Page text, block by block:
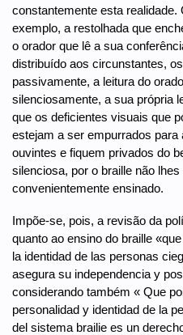
constantemente esta realidade.
exemplo, a restolhada que
o orador que lê a sua
distribuído aos circunstantes,
passivamente, a leitura do
silenciosamente, a sua própria
que os deficientes visuais que
estejam a ser empurrados
ouvintes e fiquem privados do
silenciosa, por o braille não
convenientemente ensinado.
Impõe-se, pois, a revisão da
quanto ao ensino do braille
la identidad de las personas
asegura su independencia y
considerando também « Que
personalidad y identidad de la
del sistema brailie es un